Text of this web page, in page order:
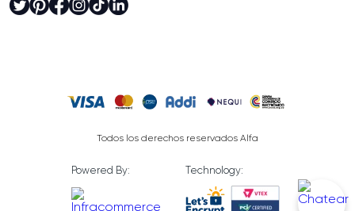
Todos los derechos reservados Alfa
Powered By: Technology: